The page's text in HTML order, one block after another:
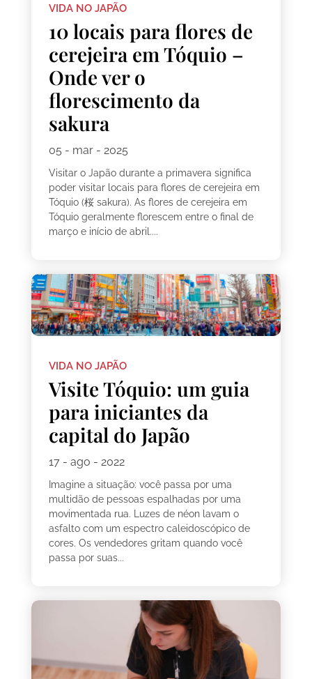
VIDA NO JAPÃO
10 locais para flores de
cerejeira em Tóquio –
Onde ver o
florescimento da
sakura
05 - mar - 2025
Visitar o Japão durante a primavera significa
poder visitar locais para flores de cerejeira em
Tóquio (桜 sakura). As flores de cerejeira em
Tóquio geralmente florescem entre o final de
março e início de abril....
VIDA NO JAPÃO
Visite Tóquio: um guia
para iniciantes da
capital do Japão
17 - ago - 2022
Imagine a situação: você passa por uma
multidão de pessoas espalhadas por uma
movimentada rua. Luzes de néon lavam o
asfalto com um espectro caleidoscópico de
cores. Os vendedores gritam quando você
passa por suas...